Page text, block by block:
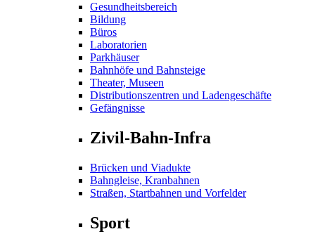
Gesundheitsbereich
Bildung
Büros
Laboratorien
Parkhäuser
Bahnhöfe und Bahnsteige
Theater, Museen
Distributionszentren und Ladengeschäfte
Gefängnisse
Zivil-Bahn-Infra
Brücken und Viadukte
Bahngleise, Kranbahnen
Straßen, Startbahnen und Vorfelder
Sport